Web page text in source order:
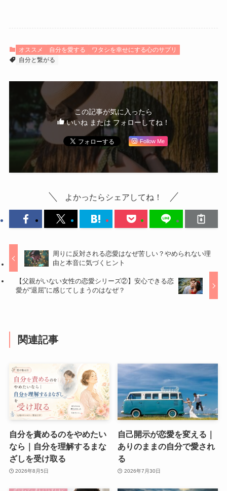
オススメ 自分を愛する
ワタシを幸せにする心のサプリ
自分と繋がる
この記事が気に入ったら
いいね または フォローしてね！
Follow Me
よかったらシェアしてね！
周りに反対される恋愛はなぜ苦しい？やめられない理
由と本音に気づくヒント
【父親がいない女性の恋愛シリーズ②】安心できる恋
愛が“退屈”に感じてしまうのはなぜ？
関連記事
自分を責めるのをやめたい
なら｜自分を理解するまな
ざしを受け取る
2026年8月5日
自己開示が恋愛を変える｜
ありのままの自分で愛され
る
2026年7月30日